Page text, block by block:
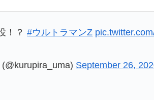
！？#ウルトラマンZ
September 26,